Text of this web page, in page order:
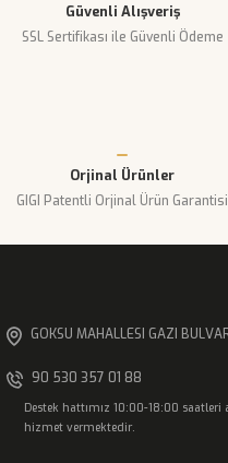
Güvenli Alışveriş
SSL Sertifikası ile Güvenli Ödeme
Orjinal Ürünler
GIGI Patentli Orjinal Ürün Garantisi
GOKSU MAHALLESI GAZI
90 530 357 01 88
Destek hattımız 10:00-18:00 saatleri
hizmet vermektedir.